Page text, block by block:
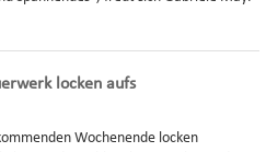
locken aufs
Wochenende locken